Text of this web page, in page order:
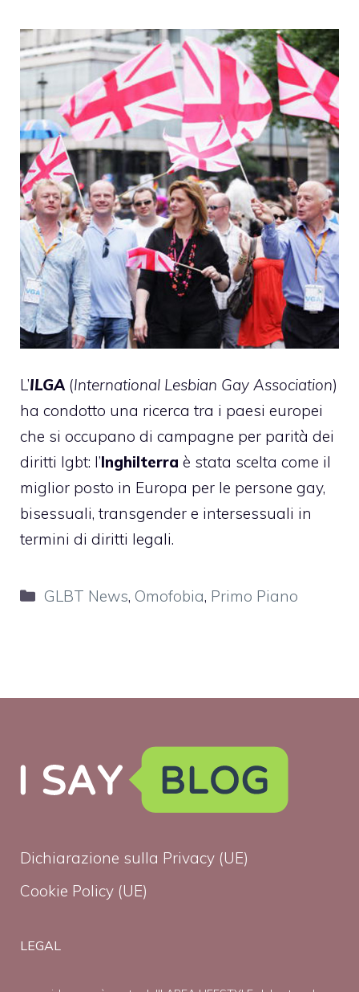
L’ILGA (International Lesbian Gay Association)
ha condotto una ricerca tra i paesi europei
che si occupano di campagne per parità dei
diritti lgbt: l’Inghilterra è stata scelta come il
miglior posto in Europa per le persone gay,
bisessuali, transgender e intersessuali in
termini di diritti legali.
Categorie
GLBT News, Omofobia, Primo Piano
Dichiarazione sulla Privacy (UE)
Cookie Policy (UE)
LEGAL